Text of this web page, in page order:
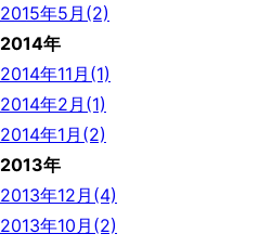
2015年5月(2)
2014年
2014年11月(1)
2014年2月(1)
2014年1月(2)
2013年
2013年12月(4)
2013年10月(2)